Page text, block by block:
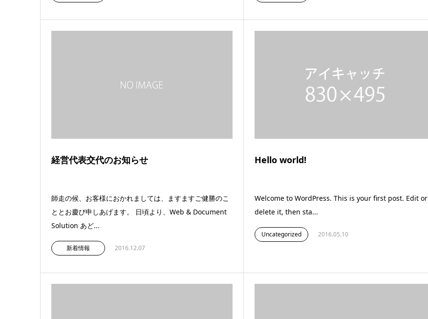
経営代表交代のお知らせ
師走の候、お客様におかれましては、ますますご健勝のこ
ととお慶び申しあげます。 日頃より、Web & Document
Solution あど...
新着情報 2016.12.07
Hello world!
Welcome to WordPress. This is your first post. Edit or
delete it, then sta...
Uncategorized 2016.05.10